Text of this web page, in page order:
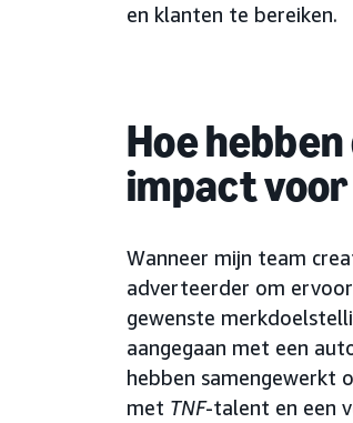
en klanten te bereiken.
Hoe
impact
Wanneer mijn team
adverteerder om
gewenste
aangegaan met een
hebben samengewerkt
met TNF-talent en een